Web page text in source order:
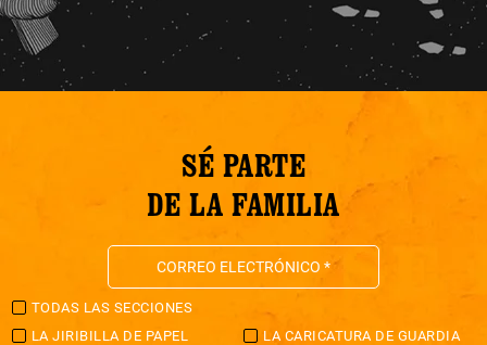
SÉ PARTE
DE LA FAMILIA
TODAS LAS SECCIONES
LA JIRIBILLA DE PAPEL
LA CARICATURA DE GUARDIA